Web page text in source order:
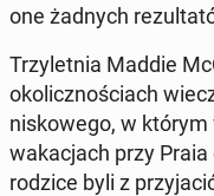
one żadnych
Trzy­let­nia Maddie
oko­licz­no­ściach
ni­sko­we­go, w którym
wa­ka­cjach przy
rodzice byli z